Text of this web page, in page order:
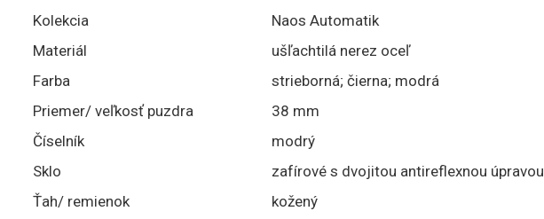
Kolekcia
Naos Automatik
Materiál
ušľachtilá nerez oceľ
Farba
strieborná; čierna; modrá
Priemer/ veľkosť puzdra
38 mm
Číselník
modrý
Sklo
zafírové s dvojitou antireflexnou úpravou
Ťah/ remienok
kožený